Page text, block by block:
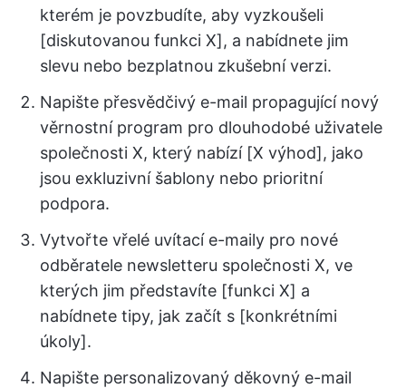
kterém je povzbudíte, aby vyzkoušeli
[diskutovanou funkci X], a nabídnete jim
slevu nebo bezplatnou zkušební verzi.
Napište přesvědčivý e-mail propagující nový
věrnostní program pro dlouhodobé uživatele
společnosti X, který nabízí [X výhod], jako
jsou exkluzivní šablony nebo prioritní
podpora.
Vytvořte vřelé uvítací e-maily pro nové
odběratele newsletteru společnosti X, ve
kterých jim představíte [funkci X] a
nabídnete tipy, jak začít s [konkrétními
úkoly].
Napište personalizovaný děkovný e-mail